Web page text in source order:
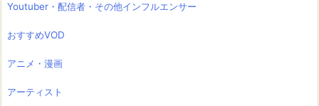
Youtuber・配信者・その他インフルエンサー
おすすめVOD
アニメ・漫画
アーティスト